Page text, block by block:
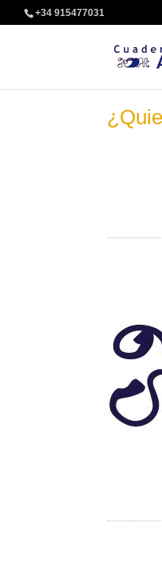
+34 915477031